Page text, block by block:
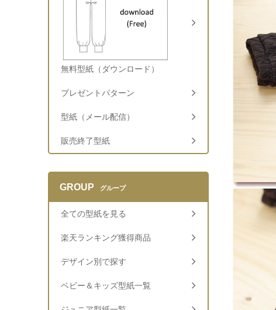
無料型紙（ダウンロード）
プレゼントパターン
型紙（メール配信）
販売終了型紙
GROUP グループ
全ての型紙を見る
楽天ランキング獲得商品
デザイン別で探す
ベビー＆キッズ型紙一覧